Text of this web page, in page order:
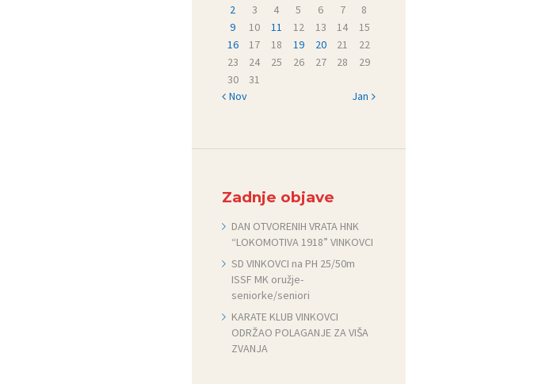
2
3 4 5 6 7
8
9
10 11 12 13 14
15
16
17 18 19 20 21
22
23
24 25 26 27 28
29
30
31
« Nov
Jan »
Zadnje objave
DAN OTVORENIH VRATA HNK
“LOKOMOTIVA 1918” VINKOVCI
SD VINKOVCI na PH 25/50m
ISSF MK oružje-
seniorke/seniori
KARATE KLUB VINKOVCI
ODRŽAO POLAGANJE ZA VIŠA
ZVANJA